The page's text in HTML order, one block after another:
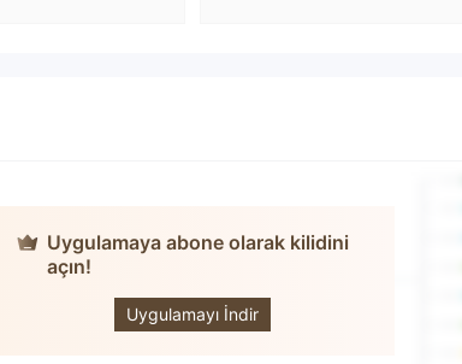
Uygulamaya abone olarak kilidini
açın!
Uygulamayı İndir